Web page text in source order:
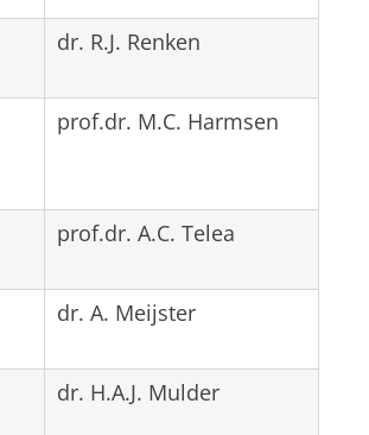
dr. R.J. Renken
prof.dr. M.C. Harmsen
prof.dr. A.C. Telea
dr. A. Meijster
dr. H.A.J. Mulder